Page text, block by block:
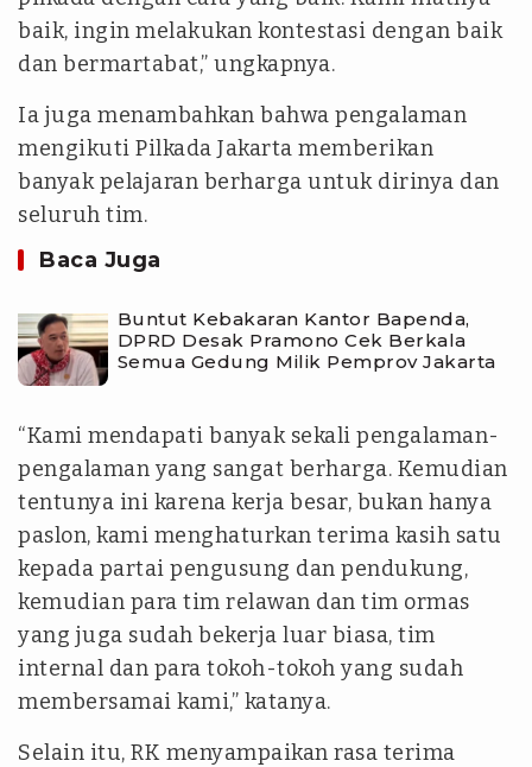
baik, ingin melakukan kontestasi dengan baik
dan bermartabat,” ungkapnya.
Ia juga menambahkan bahwa pengalaman
mengikuti Pilkada Jakarta memberikan
banyak pelajaran berharga untuk dirinya dan
seluruh tim.
Baca Juga
Buntut Kebakaran Kantor Bapenda,
DPRD Desak Pramono Cek Berkala
Semua Gedung Milik Pemprov Jakarta
“Kami mendapati banyak sekali pengalaman-
pengalaman yang sangat berharga. Kemudian
tentunya ini karena kerja besar, bukan hanya
paslon, kami menghaturkan terima kasih satu
kepada partai pengusung dan pendukung,
kemudian para tim relawan dan tim ormas
yang juga sudah bekerja luar biasa, tim
internal dan para tokoh-tokoh yang sudah
membersamai kami,” katanya.
Selain itu, RK menyampaikan rasa terima